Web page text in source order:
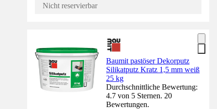
Nicht reservierbar
Baumit pastöser Dekorputz
Silikatputz Kratz 1,5 mm weiß
25 kg
Durchschnittliche Bewertung:
4.7 von 5 Sternen. 20
Bewertungen.